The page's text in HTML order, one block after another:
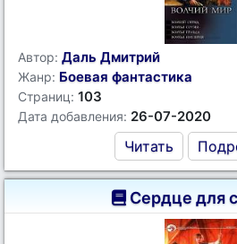
Автор: Даль Дмитрий
Жанр: Боевая фантастика
Страниц: 103
Дата добавления: 26-07-2020
Читать
Сердце для